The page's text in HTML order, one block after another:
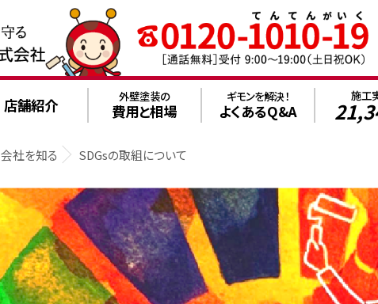
店舗紹介 外壁塗装の
費用と相場
ギモンを解決！
よくあるQ&A
施工
会社を知る SDGsの取組について